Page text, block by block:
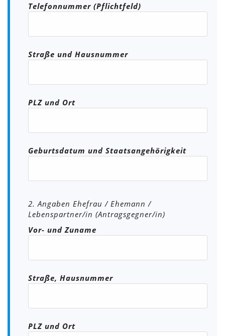
Telefonnummer (Pflichtfeld)
Straße und Hausnummer
PLZ und Ort
Geburtsdatum und Staatsangehörigkeit
2. Angaben Ehefrau / Ehemann /
Lebenspartner/in (Antragsgegner/in)
Vor- und Zuname
Straße, Hausnummer
PLZ und Ort